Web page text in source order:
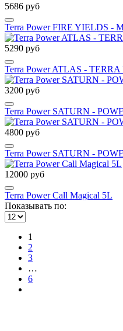
5686 руб
Terra Power FIRE YIELDS -
5290 руб
Terra Power ATLAS - TERRA
3200 руб
Terra Power SATURN -
4800 руб
Terra Power SATURN -
12000 руб
Terra Power Call Magical 5L
Показывать по:
1
2
3
…
6